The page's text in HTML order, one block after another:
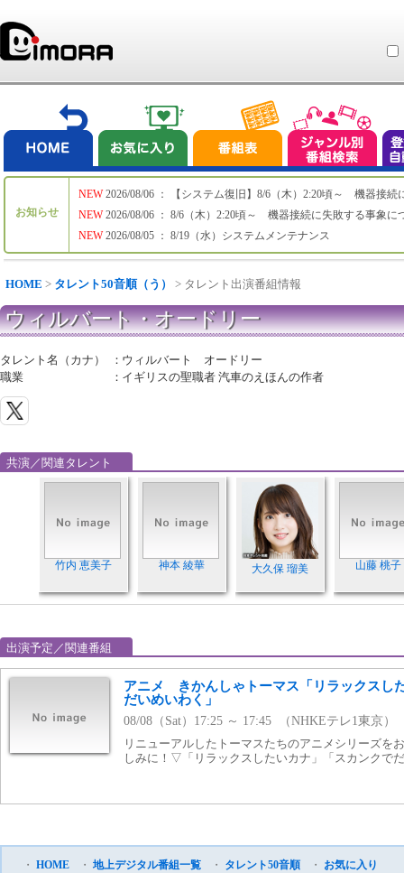
お知らせ
NEW
NEW
NEW
2026/08/06 ： 【システム復旧】8/6（木）2:20頃～ 機器接続
2026/08/06 ： 8/6（木）2:20頃～ 機器接続に失敗する事象に
2026/08/05 ： 8/19（水）システムメンテナンス
HOME > タレント50音順（う） > タレント出演番組情報
ウィルバート・オードリー
タレント名（カナ） ： ウィルバート オードリー
職業
： イギリスの聖職者 汽車のえほんの作者
共演／関連タレント
竹内 恵美子 神本 綾華 大久保 瑠美 山藤 桃子
出演予定／関連番組
アニメ きかんしゃトーマス「リラックスし
だいめいわく」
08/08（Sat）17:25 ～ 17:45 （NHKEテレ1東京）
リニューアルしたトーマスたちのアニメシリーズを
しみに！▽「リラックスしたいカナ」「スカンクで
・ HOME ・ 地上デジタル番組一覧 ・ タレント50音順 ・ お気に入り